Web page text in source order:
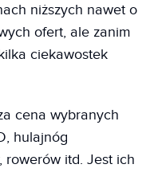
niższych nawet o
ofert, ale zanim
ciekawostek
cena wybranych
hulajnóg
rowerów itd. Jest ich